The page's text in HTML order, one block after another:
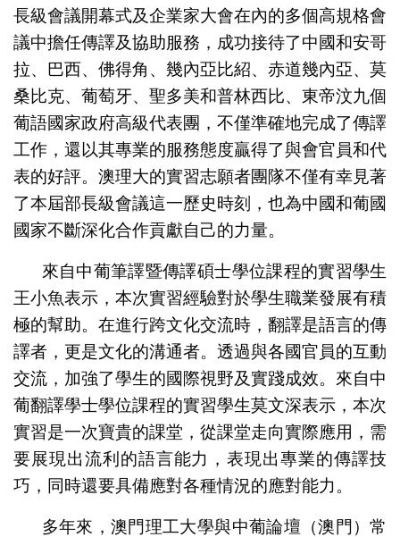
長級會議開幕式及企業家大會在內的多個高規格會
議中擔任傳譯及協助服務，成功接待了中國和安哥
拉、巴西、佛得角、幾內亞比紹、赤道幾內亞、莫
桑比克、葡萄牙、聖多美和普林西比、東帝汶九個
葡語國家政府高級代表團，不僅準確地完成了傳譯
工作，還以其專業的服務態度贏得了與會官員和代
表的好評。澳理大的實習志願者團隊不僅有幸見著
了本屆部長級會議這一歷史時刻，也為中國和葡國
國家不斷深化合作貢獻自己的力量。
來自中葡筆譯暨傳譯碩士學位課程的實習學生
王小魚表示，本次實習經驗對於學生職業發展有積
極的幫助。在進行跨文化交流時，翻譯是語言的傳
譯者，更是文化的溝通者。透過與各國官員的互動
交流，加強了學生的國際視野及實踐成效。來自中
葡翻譯學士學位課程的實習學生莫文深表示，本次
實習是一次寶貴的課堂，從課堂走向實際應用，需
要展現出流利的語言能力，表現出專業的傳譯技
巧，同時還要具備應對各種情況的應對能力。
多年來，澳門理工大學與中葡論壇（澳門）常